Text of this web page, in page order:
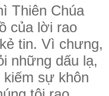
Thiên Chúa
của lời rao
tin. Vì chưng,
những dấu lạ,
sự khôn